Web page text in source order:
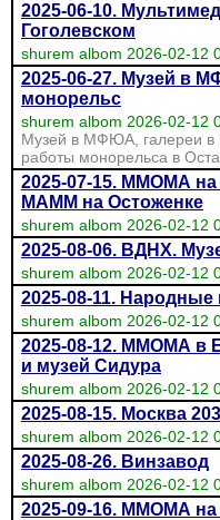
2025-06-10.
Гоголевском
shurem albom 2026-02-12
2025-06-27. Музей в
монорельс
shurem albom 2026-02-12
Музей в МФЮА, галереи в
работы монорельса в
2025-07-15. ММОМА
МАММ на Остоженке
shurem albom 2026-02-12
2025-08-06. ВДНХ.
shurem albom 2026-02-12
2025-08-11.
shurem albom 2026-02-12
2025-08-12. ММОМА в
и музей Сидура
shurem albom 2026-02-12
2025-08-15. Москва
shurem albom 2026-02-12
2025-08-26. Винзавод
shurem albom 2026-02-12
2025-09-16. ММОМА на